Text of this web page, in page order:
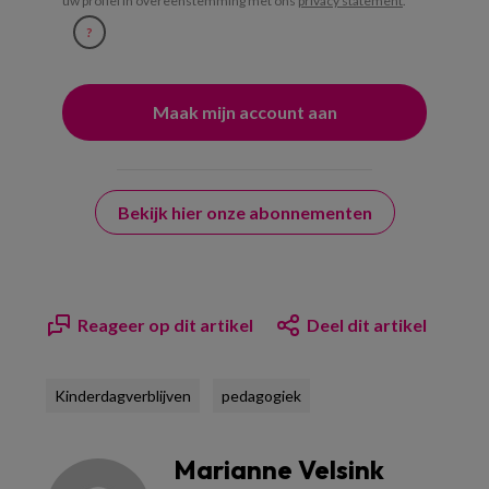
?
Bekijk hier onze abonnementen
Reageer op dit artikel Deel dit artikel
Kinderdagverblijven pedagogiek
Marianne Velsink